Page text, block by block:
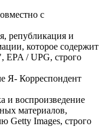
с
републикация и
которое содержит
EPA / UPG, строго
Я- Корреспондент
и воспроизведение
материалов,
Getty Images, строго